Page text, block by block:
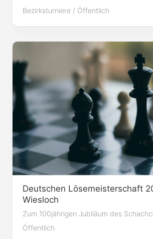
Bezirksturniere / Öffentlich
Deutschen Lösemeisterschaft
Wiesloch
Zum 100jährigen Jubiläum des
Öffentlich